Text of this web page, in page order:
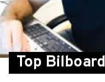
Top Bilboard